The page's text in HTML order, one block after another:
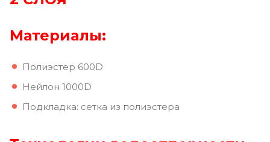
Материалы:
Полиэстер 600D
Нейлон 1000D
Подкладка: сетка из полиэстера